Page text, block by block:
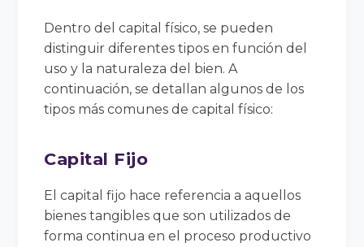
Dentro del capital físico, se pueden
distinguir diferentes tipos en función del
uso y la naturaleza del bien. A
continuación, se detallan algunos de los
tipos más comunes de capital físico:
Capital Fijo
El capital fijo hace referencia a aquellos
bienes tangibles que son utilizados de
forma continua en el proceso productivo